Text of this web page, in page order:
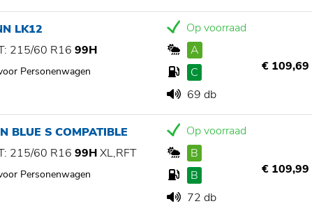
LK12
215/60 R1699H
Personenwagen
Op voorraad
A
C
69 db
€ 109,69
BLUE S COMPATIBLE
215/60 R1699HXL,RFT
Personenwagen
Op voorraad
B
B
72 db
€ 109,99